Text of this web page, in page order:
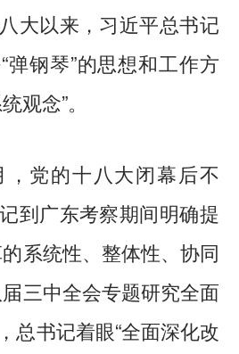
大以来，习近平总书记
弹钢琴”的思想和工作方
观念”。
党的十八大闭幕后不
到广东考察期间明确提
系统性、整体性、协同
三中全会专题研究全面
总书记着眼“全面深化改